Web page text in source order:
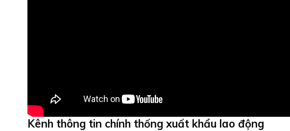
Kênh thông tin chính thống xuất khẩu lao động